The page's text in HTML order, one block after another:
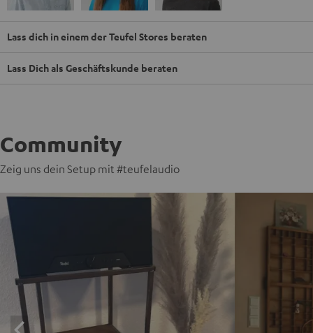
Lass dich in einem der Teufel Stores beraten
Lass Dich als Geschäftskunde beraten
Community
Zeig uns dein Setup mit #teufelaudio